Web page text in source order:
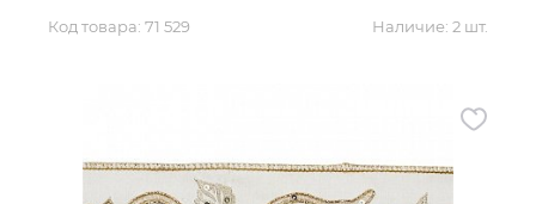
Код товара: 71 529 Наличие: 2 шт.